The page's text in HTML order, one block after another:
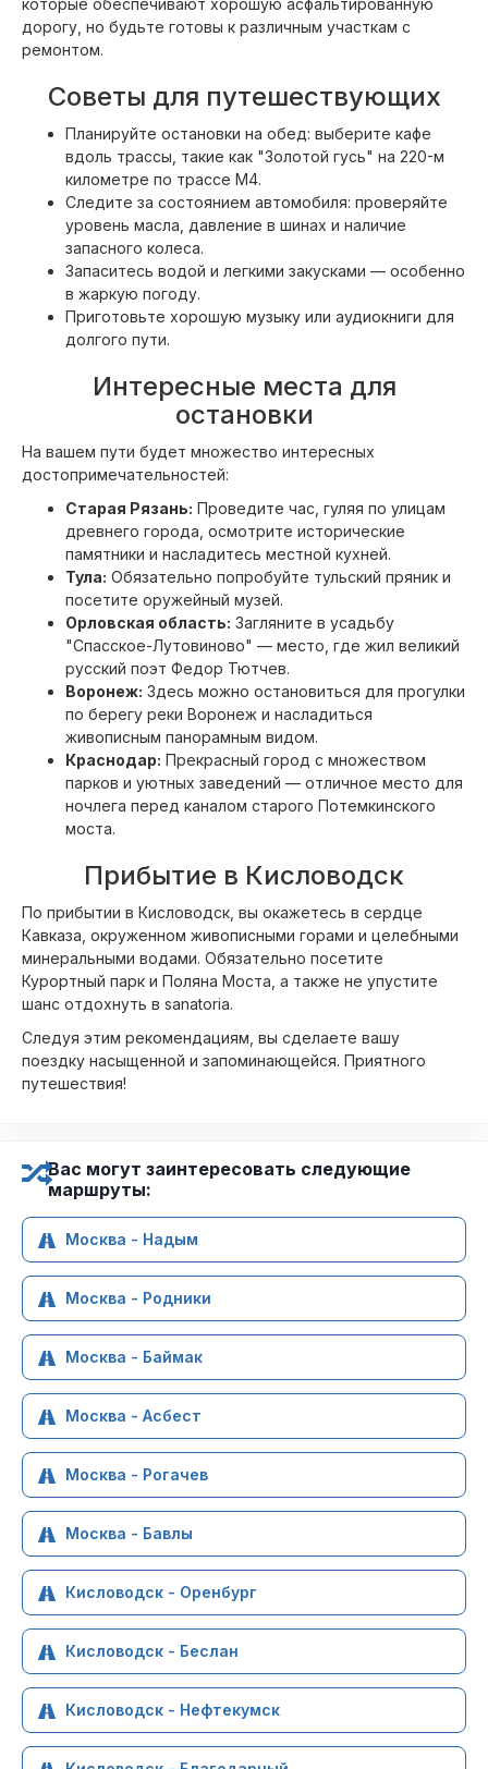
которые обеспечивают хорошую асфальтированную
дорогу, но будьте готовы к различным участкам с
ремонтом.
Советы для путешествующих
Планируйте остановки на обед: выберите кафе
вдоль трассы, такие как "Золотой гусь" на 220-м
километре по трассе M4.
Следите за состоянием автомобиля: проверяйте
уровень масла, давление в шинах и наличие
запасного колеса.
Запаситесь водой и легкими закусками — особенно
в жаркую погоду.
Приготовьте хорошую музыку или аудиокниги для
долгого пути.
Интересные места для
остановки
На вашем пути будет множество интересных
достопримечательностей:
Старая Рязань: Проведите час, гуляя по улицам
древнего города, осмотрите исторические
памятники и насладитесь местной кухней.
Тула: Обязательно попробуйте тульский пряник и
посетите оружейный музей.
Орловская область: Загляните в усадьбу
"Спасское-Лутовиново" — место, где жил великий
русский поэт Федор Тютчев.
Воронеж: Здесь можно остановиться для прогулки
по берегу реки Воронеж и насладиться
живописным панорамным видом.
Краснодар: Прекрасный город с множеством
парков и уютных заведений — отличное место для
ночлега перед каналом старого Потемкинского
моста.
Прибытие в Кисловодск
По прибытии в Кисловодск, вы окажетесь в сердце
Кавказа, окруженном живописными горами и целебными
минеральными водами. Обязательно посетите
Курортный парк и Поляна Моста, а также не упустите
шанс отдохнуть в sanatoria.
Следуя этим рекомендациям, вы сделаете вашу
поездку насыщенной и запоминающейся. Приятного
путешествия!
Вас могут заинтересовать следующие
маршруты:
Москва - Надым
Москва - Родники
Москва - Баймак
Москва - Асбест
Москва - Рогачев
Москва - Бавлы
Кисловодск - Оренбург
Кисловодск - Беслан
Кисловодск - Нефтекумск